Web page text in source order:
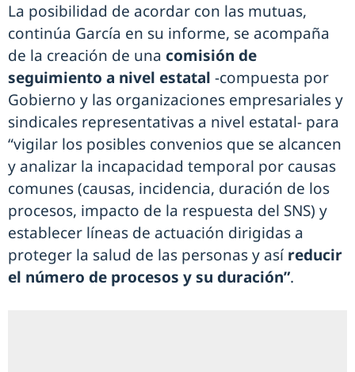
La posibilidad de acordar con las mutuas,
continúa García en su informe, se acompaña
de la creación de una comisión de
seguimiento a nivel estatal -compuesta por
Gobierno y las organizaciones empresariales y
sindicales representativas a nivel estatal- para
“vigilar los posibles convenios que se alcancen
y analizar la incapacidad temporal por causas
comunes (causas, incidencia, duración de los
procesos, impacto de la respuesta del SNS) y
establecer líneas de actuación dirigidas a
proteger la salud de las personas y así reducir
el número de procesos y su duración”.